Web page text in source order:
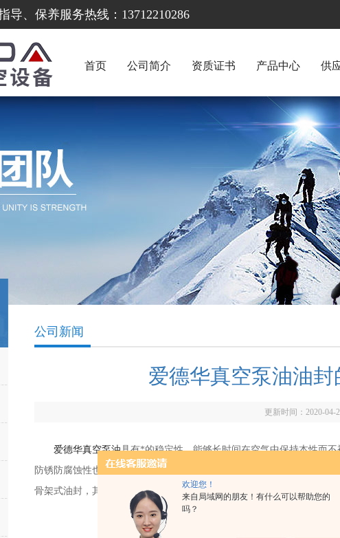
欢迎您！
来自局域网的朋友！有什么可以帮助您的
吗？
导、保养服务热线：13712210286
首页 公司简介 资质证书 产品中心 供
公司新闻
爱德华真空泵油油封
更新时间：2020-04-
爱德华真空泵油具有*的稳定性，能够长时间在空气中保持本性而
防锈防腐蚀性也很高，可以在金属表面构成非常有效的防腐膜，能够
骨架式油封，其结构比较简单，分为3个部分：密封体(丁睛橡胶)、加强